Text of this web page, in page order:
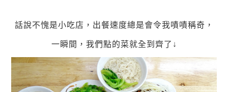
話說不愧是小吃店，出餐速度總是會令我嘖嘖稱奇，
一瞬間，我們點的菜就全到齊了↓